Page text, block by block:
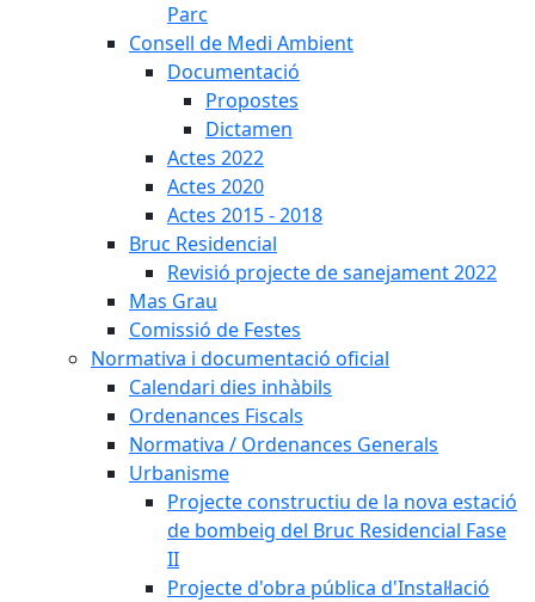
Parc
Consell de Medi Ambient
Documentació
Propostes
Dictamen
Actes 2022
Actes 2020
Actes 2015 - 2018
Bruc Residencial
Revisió projecte de sanejament 2022
Mas Grau
Comissió de Festes
Normativa i documentació oficial
Calendari dies inhàbils
Ordenances Fiscals
Normativa / Ordenances Generals
Urbanisme
Projecte constructiu de la nova estació
de bombeig del Bruc Residencial Fase
II
Projecte d'obra pública d'Instal·lació